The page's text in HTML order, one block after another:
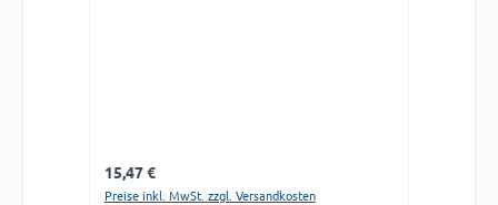
Regulärer Preis:
15,47 €
Preise inkl. MwSt. zzgl. Versandkosten